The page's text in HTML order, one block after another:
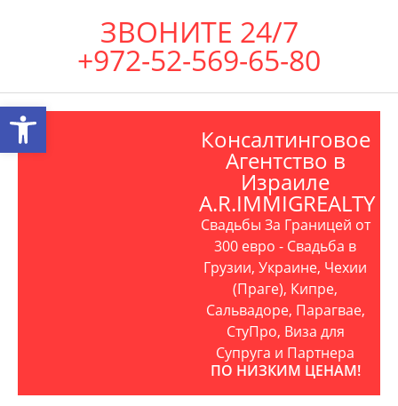
ЗВОНИТЕ 24/7
+972-52-569-65-80
Консалтинговое
Агентство в
Израиле
A.R.IMMIGREALTY
Свадьбы За Границей от
300 евро - Свадьба в
Грузии, Украине, Чехии
(Праге), Кипре,
Сальвадоре, Парагвае,
СтуПро, Виза для
Супруга и Партнера
ПО НИЗКИМ ЦЕНАМ!
Открыть панель инструментов